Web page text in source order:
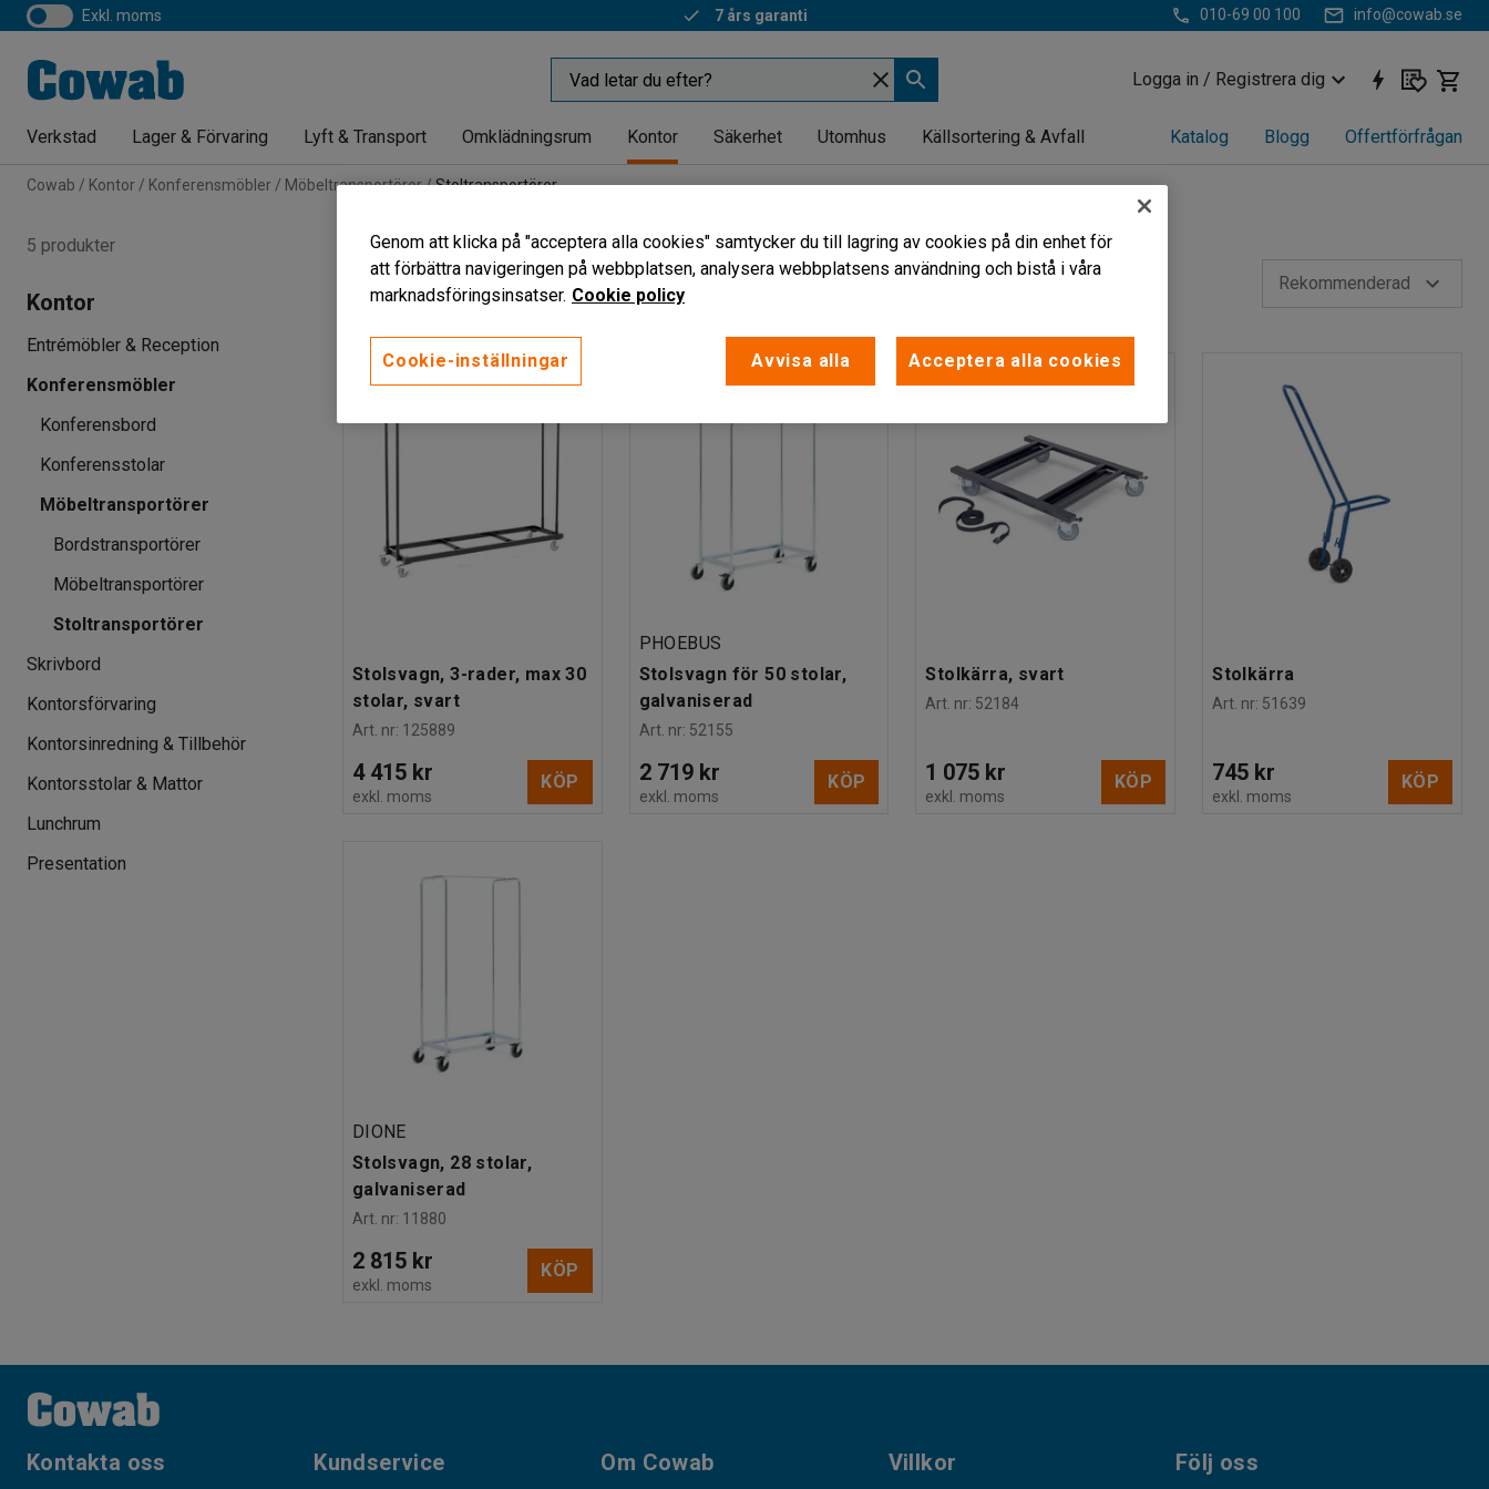
exkl. moms 7 års garanti 010-69 00 100 info@cowab.se
Logga in / Registrera dig
Verkstad Lager & Förvaring Lyft & Transport Omklädningsrum Kontor Säkerhet Utomhus Källsortering & Avfall Katalog Blogg Offertförfrågan
Cowab Kontor Konferensmöbler Möbeltransportörer Stoltransportörer
Stoltransportörer
Färg Material Rekommenderad
Stolsvagn, 3-rader, max 30
stolar, svart
Art. nr: 125889
4 415 kr
exkl. moms
KÖP
PHOEBUS
Stolsvagn för 50 stolar,
galvaniserad
Art. nr: 52155
2 719 kr
exkl. moms
KÖP
Stolkärra, svart
Art. nr: 52184
1 075 kr
exkl. moms
KÖP
Stolkärra
Art. nr: 51639
745 kr
exkl. moms
KÖP
DIONE
Stolsvagn, 28 stolar,
galvaniserad
Art. nr: 11880
2 815 kr
exkl. moms
KÖP
5 produkter
Kontor
Entrémöbler & Reception
Konferensmöbler
Konferensbord
Konferensstolar
Möbeltransportörer
Bordstransportörer
Möbeltransportörer
Stoltransportörer
Skrivbord
Kontorsförvaring
Kontorsinredning & Tillbehör
Kontorsstolar & Mattor
Lunchrum
Presentation
Kontakta oss Kundservice Om Cowab Villkor Följ oss
Genom att klicka på "acceptera alla cookies" samtycker du till lagring av cookies på din enhet för
att förbättra navigeringen på webbplatsen, analysera webbplatsens användning och bistå i våra
marknadsföringsinsatser. Cookie policy
Cookie-inställningar Avvisa alla Acceptera alla cookies